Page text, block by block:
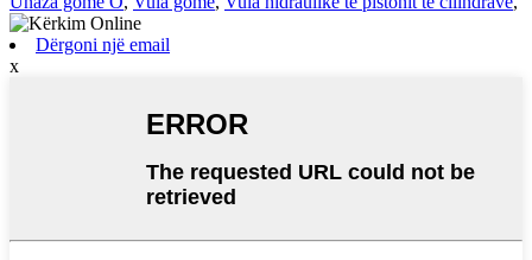
Dërgoni një email
x